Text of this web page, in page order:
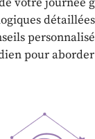
votre journée
pour